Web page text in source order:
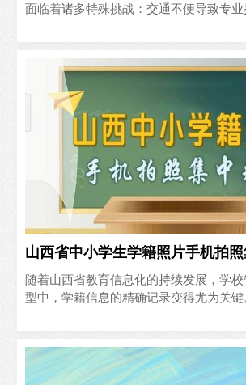
面临着诸多特殊挑战：交通不便导致专
山西省中小学生学籍照片手机拍
随着山西省教育信息化的持续发展，学
型中，学籍信息的精确记录变得尤为关